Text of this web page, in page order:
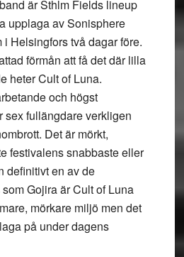
är Sthlm Fields lineup
upplaga av Sonisphere
Helsingfors två dagar före.
förmån att få det där lilla
heterCult of Luna.
och högst
sex fullängdare verkligen
Det är mörkt,
festivalens snabbaste eller
definitivt en av de
Gojira är Cult of Luna
mörkare miljö men det
på under dagens